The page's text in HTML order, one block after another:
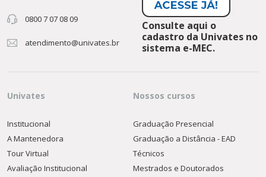
0800 7 07 08 09
atendimento@univates.br
Consulte aqui o
cadastro da Univates no
sistema e-MEC.
Univates
Institucional
A Mantenedora
Tour Virtual
Avaliação Institucional
Nossos cursos
Graduação Presencial
Graduação a Distância - EAD
Técnicos
Mestrados e Doutorados